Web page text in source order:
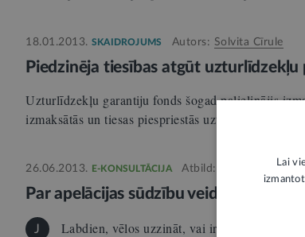
18.01.2013. SKAIDROJUMS Autors: Solvita Cīrule
Piedzinēja tiesības atgūt uzturlīdzekļu
Uzturlīdzekļu garantiju fonds šogad palielinājis
izmaksātās un tiesas piespriestās uzturlīdzekļu
26.06.2013. E-KONSULTĀCIJA Atbild: Solvita Cīrule
Par apelācijas sūdzību veidlapām
J
Labdien, vēlos uzzināt, vai ir pieejams
Lai